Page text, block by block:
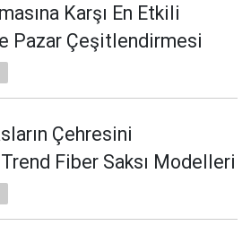
Karşı En Etkili
Pazar Çeşitlendirmesi
Çehresini
Fiber Saksı Modelleri